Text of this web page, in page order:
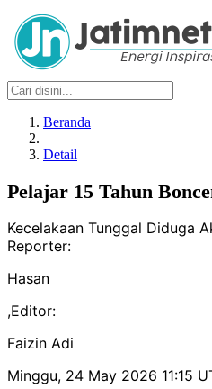
Beranda
Detail
Pelajar 15 Tahun
Kecelakaan Tunggal Diduga
Reporter:
Hasan
,Editor:
Faizin Adi
Minggu, 24 May 2026 11:15